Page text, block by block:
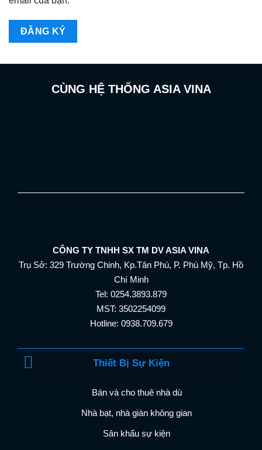
ĐĂNG KÝ
CÙNG HỆ THỐNG ASIA VINA
CÔNG TY TNHH SX TM DV ASIA VINA
Trụ Sở: 329 Trường Chinh, Kp.Tân Phú, P. Phú Mỹ, Tp. Hồ
Chí Minh
Tel: 0254.3893.879
MST: 3502254099
Hotline: 0938.709.679
Thiết Bị Sự Kiện
Bán và cho thuê nhà dù
Nhà bạt, nhà giàn không gian
Sân khấu sự kiện